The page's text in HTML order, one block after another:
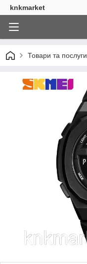
knkmarket
Товари та послуги